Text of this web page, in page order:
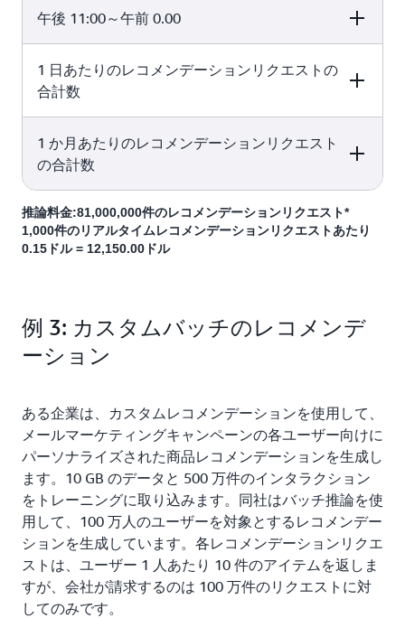
Provisioned
3,600 seconds
hour)
18
transactions per
hour (min.
3,600 seconds
4 30 108,000
Time (hours
Minimum
Minimum
transactions per
hour (min.
hour)
午後 11:00～午前 0.00
Time (hours
elapsed)
Minimum
Minimum
hour (min.
Provisioned
3,600 seconds
1
1 日あたりのレコメンデーションリクエストの
合計数
Time (hours
elapsed)
Minimum
Minimum
hour (min.
Provisioned TPS
1 か月あたりのレコメンデーションリクエスト
の合計数
Time (hours
elapsed)
Minimum
Provisioned TPS
Minimum
3,600 seconds
推論料金:81,000,000件のレコメンデーションリクエスト*
1,000件のリアルタイムレコメンデーションリクエストあたり
0.15ドル = 12,150.00ドル
例 3: カスタムバッチのレコメンデ
ーション
ある企業は、カスタムレコメンデーションを使用して、
メールマーケティングキャンペーンの各ユーザー向けに
パーソナライズされた商品レコメンデーションを生成し
ます。10 GB のデータと 500 万件のインタラクション
をトレーニングに取り込みます。同社はバッチ推論を使
用して、100 万人のユーザーを対象とするレコメンデー
ションを生成しています。各レコメンデーションリクエ
ストは、ユーザー 1 人あたり 10 件のアイテムを返しま
すが、会社が請求するのは 100 万件のリクエストに対
してのみです。